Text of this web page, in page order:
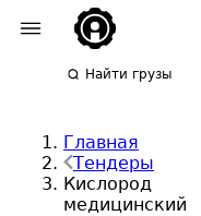
Найти грузы
Главная
Тендеры
Кислород
медицинский